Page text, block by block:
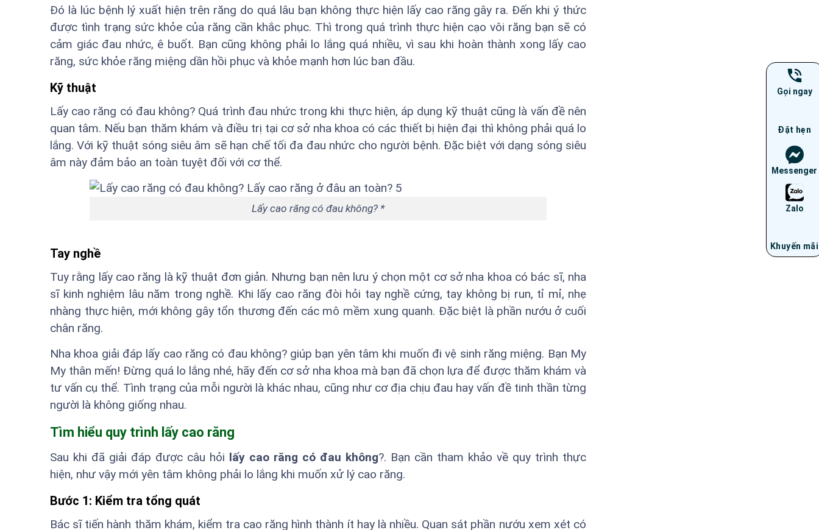
Đó là lúc bệnh lý xuất hiện trên răng do quá lâu bạn không thực hiện lấy cao răng gây ra. Đến khi ý thức
được tình trạng sức khỏe của răng cần khắc phục. Thì trong quá trình thực hiện cạo vôi răng bạn sẽ có
cảm giác đau nhức, ê buốt. Bạn cũng không phải lo lắng quá nhiều, vì sau khi hoàn thành xong lấy cao
răng, sức khỏe răng miệng dần hồi phục và khỏe mạnh hơn lúc ban đầu.
Kỹ thuật
Lấy cao răng có đau không? Quá trình đau nhức trong khi thực hiện, áp dụng kỹ thuật cũng là vấn đề nên
quan tâm. Nếu bạn thăm khám và điều trị tại cơ sở nha khoa có các thiết bị hiện đại thì không phải quá lo
lắng. Với kỹ thuật sóng siêu âm sẽ hạn chế tối đa đau nhức cho người bệnh. Đặc biệt với dạng sóng siêu
âm này đảm bảo an toàn tuyệt đối với cơ thể.
Lấy cao răng có đau không? *
Tay nghề
Tuy rằng lấy cao răng là kỹ thuật đơn giản. Nhưng bạn nên lưu ý chọn một cơ sở nha khoa có bác sĩ, nha
sĩ kinh nghiệm lâu năm trong nghề. Khi lấy cao răng đòi hỏi tay nghề cứng, tay không bị run, tỉ mỉ, nhẹ
nhàng thực hiện, mới không gây tổn thương đến các mô mềm xung quanh. Đặc biệt là phần nướu ở cuối
chân răng.
Nha khoa giải đáp lấy cao răng có đau không? giúp bạn yên tâm khi muốn đi vệ sinh răng miệng. Bạn My
My thân mến! Đừng quá lo lắng nhé, hãy đến cơ sở nha khoa mà bạn đã chọn lựa để được thăm khám và
tư vấn cụ thể. Tình trạng của mỗi người là khác nhau, cũng như cơ địa chịu đau hay vấn đề tinh thần từng
người là không giống nhau.
Tìm hiểu quy trình lấy cao răng
Sau khi đã giải đáp được câu hỏi lấy cao răng có đau không?. Bạn cần tham khảo về quy trình thực
hiện, như vậy mới yên tâm không phải lo lắng khi muốn xử lý cao răng.
Bước 1: Kiểm tra tổng quát
Bác sĩ tiến hành thăm khám, kiểm tra cao răng hình thành ít hay là nhiều. Quan sát phần nướu xem xét có
Gọi ngay
Đặt hẹn
Messenger
Zalo
Khuyến mãi